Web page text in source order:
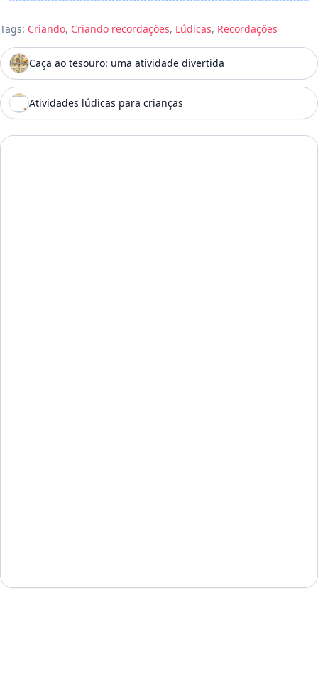
Tags: Criando, Criando recordações, Lúdicas, Recordações
Caça ao tesouro: uma atividade divertida
Atividades lúdicas para crianças